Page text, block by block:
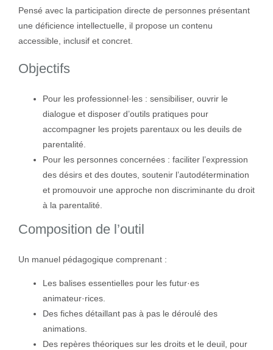
Pensé avec la participation directe de personnes présentant
une déficience intellectuelle, il propose un contenu
accessible, inclusif et concret.
Objectifs
Pour les professionnel·les : sensibiliser, ouvrir le
dialogue et disposer d’outils pratiques pour
accompagner les projets parentaux ou les deuils de
parentalité.
Pour les personnes concernées : faciliter l’expression
des désirs et des doutes, soutenir l’autodétermination
et promouvoir une approche non discriminante du droit
à la parentalité.
Composition de l’outil
Un manuel pédagogique comprenant :
Les balises essentielles pour les futur·es
animateur·rices.
Des fiches détaillant pas à pas le déroulé des
animations.
Des repères théoriques sur les droits et le deuil, pour